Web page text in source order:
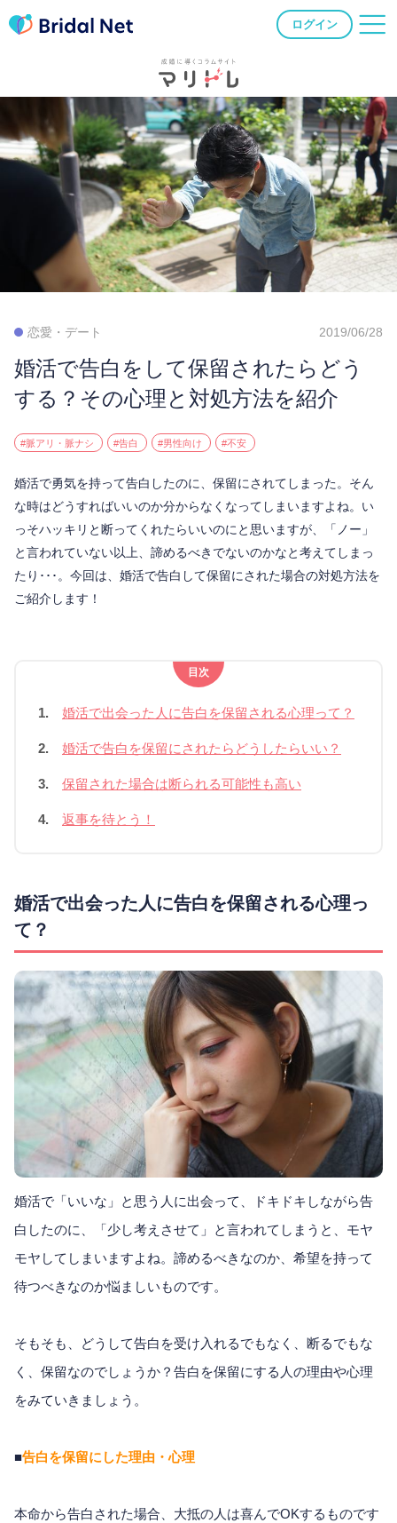
ログイン
恋愛・デート 2019/06/28
婚活で告白をして保留されたらどう
する？その心理と対処方法を紹介
#脈アリ・脈ナシ #告白 #男性向け #不安
婚活で勇気を持って告白したのに、保留にされてしまった。そん
な時はどうすればいいのか分からなくなってしまいますよね。い
っそハッキリと断ってくれたらいいのにと思いますが、「ノー」
と言われていない以上、諦めるべきでないのかなと考えてしまっ
たり･･･。今回は、婚活で告白して保留にされた場合の対処方法を
ご紹介します！
目次
1. 婚活で出会った人に告白を保留される心理って？
2. 婚活で告白を保留にされたらどうしたらいい？
3. 保留された場合は断られる可能性も高い
4. 返事を待とう！
婚活で出会った人に告白を保留される心理っ
て？
婚活で「いいな」と思う人に出会って、ドキドキしながら告
白したのに、「少し考えさせて」と言われてしまうと、モヤ
モヤしてしまいますよね。諦めるべきなのか、希望を持って
待つべきなのか悩ましいものです。
そもそも、どうして告白を受け入れるでもなく、断るでもな
く、保留なのでしょうか？告白を保留にする人の理由や心理
をみていきましょう。
■告白を保留にした理由・心理
本命から告白された場合、大抵の人は喜んでOKするものです